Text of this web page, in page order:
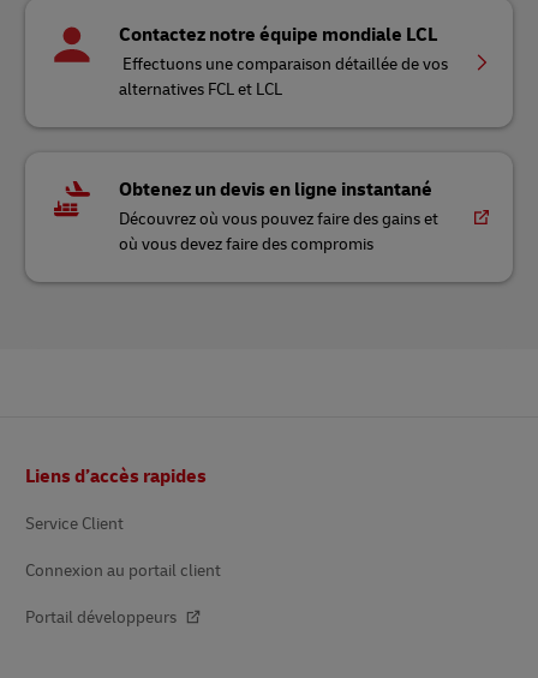
Contactez notre équipe mondiale LCL
Effectuons une comparaison détaillée de vos
alternatives FCL et LCL
Obtenez un devis en ligne instantané
Découvrez où vous pouvez faire des gains et
où vous devez faire des compromis
de
Liens d’accès rapides
Service Client
Connexion au portail client
Portail développeurs